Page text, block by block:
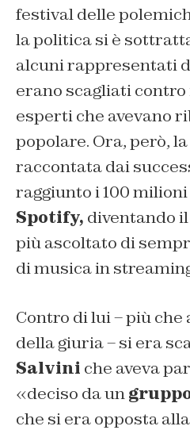
festival delle
la politica si è
alcuni rappresentati
erano scagliati
esperti che avevano
popolare. Ora, però,
raccontata dai
raggiunto i 100
Spotify, diventando
più ascoltato di
di musica in
Contro di lui – più
della giuria – si era
Salvini che aveva
«deciso da un
che si era opposta